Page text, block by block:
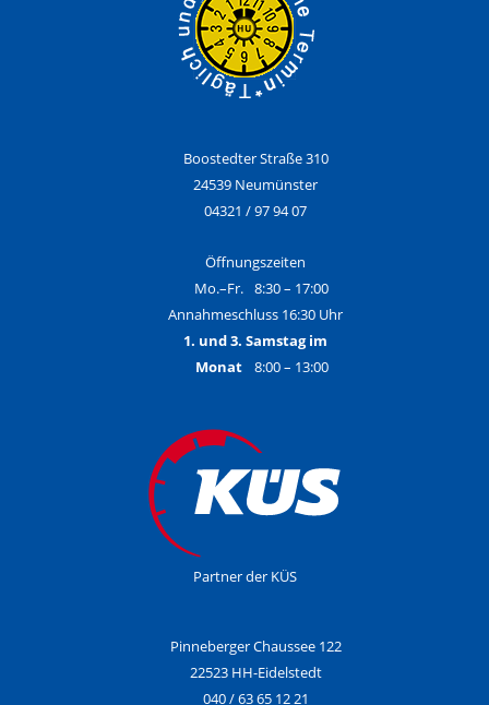
Boostedter Straße 310
24539 Neumünster
04321 / 97 94 07
Öffnungszeiten
Mo.–Fr. 8:30 – 17:00
Annahmeschluss 16:30 Uhr
1. und 3. Samstag im
Monat
8:00 – 13:00
Partner der KÜS
Pinneberger Chaussee 122
22523 HH-Eidelstedt
040 / 63 65 12 21